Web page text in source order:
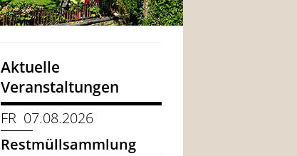
Aktuelle
Veranstaltungen
FR 07.08.2026
Restmüllsammlung